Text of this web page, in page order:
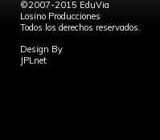
©2007-2015 EduVia
Losino Producciones
Todos los derechos reservados.
Design By
JPLnet